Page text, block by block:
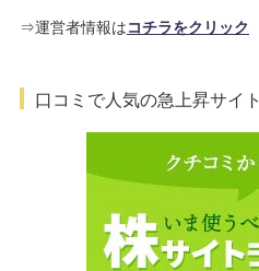
⇒運営者情報はコチラをクリック
口コミで人気の急上昇サイト